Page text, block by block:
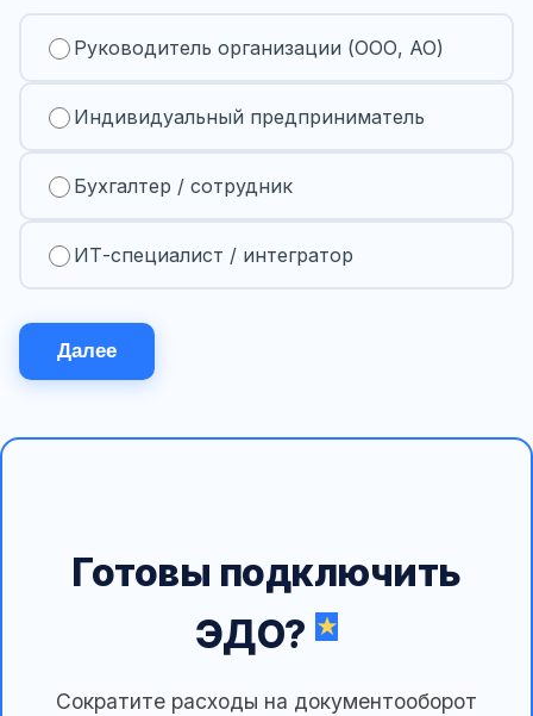
Руководитель организации (ООО, АО)
Индивидуальный предприниматель
Бухгалтер / сотрудник
ИТ-специалист / интегратор
Далее
Готовы подключить
ЭДО?
Сократите расходы на документооборот